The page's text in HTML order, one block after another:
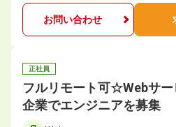
お問い合わせ
正社員
フルリモート可☆Webサ
企業でエンジニアを募集